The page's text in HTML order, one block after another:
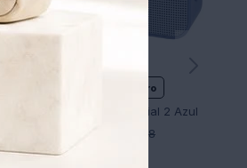
No disponible para retiro
Parlante Jbl Go Essential 2 Azul
1.888